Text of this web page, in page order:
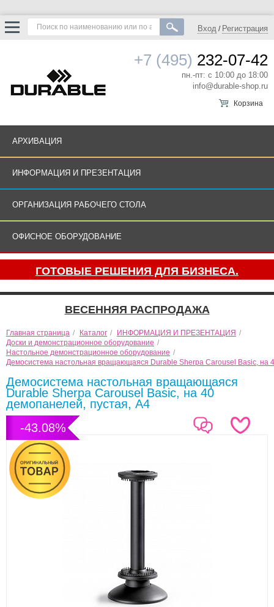
Вход / Регистрация
+7 (495) 232-07-42
пн.-пт: с 10:00 до 18:00
info@durable-shop.ru
Корзина
АРХИВАЦИЯ
ИНФОРМАЦИЯ И ПРЕЗЕНТАЦИЯ
ОРГАНИЗАЦИЯ РАБОЧЕГО СТОЛА
ОФИСНОЕ ОБОРУДОВАНИЕ
ГОТОВЫЕ РЕШЕНИЯ ДЛЯ БИЗНЕСА.
ВЕСЕННЯЯ РАСПРОДАЖА
Главная страница / Каталог / ИНФОРМАЦИЯ И ПРЕЗЕНТАЦИЯ /
Доски и демонстрационное оборудование /
Настольное демонстрационное оборудование /
Демосистема настольная вращающаяся Durable Sherpa Carousel Basic, на
Демосистема настольная вращающаяся
Durable Sherpa Carousel Basic, на 40
демопанелей, пустая, А4
-43.08%